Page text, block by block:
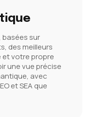
sur
des meilleurs
et votre propre
une vue précise
avec
et SEA que